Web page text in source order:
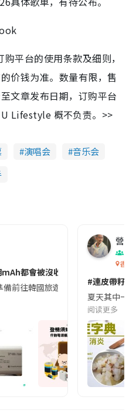
平台的使用条款及细则，
价钱为准。数量有限，售
文章发布日期，订购平台
Lifestyle 概不负责。>>
演唱会
音乐会
都會被沒收😱出發前切記檢查
備前往韓國旅遊的民眾，近期要
營養
香港
#連皮帶籽
夏天其中一
阅读更多